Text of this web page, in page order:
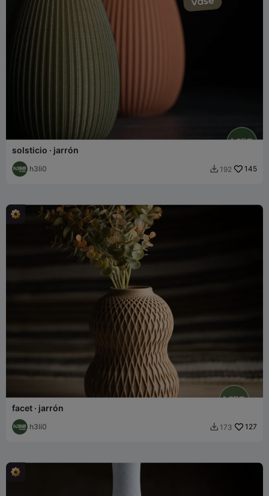
solsticio · jarrón
h3li0  192 145
facet · jarrón
h3li0  173 127